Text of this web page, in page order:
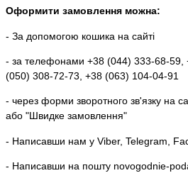
Оформити замовлення можна:
- За допомогою кошика на сайті
- за телефонами +38 (044) 333-68-59,
(050) 308-72-73, +38 (063) 104-04-91
- через форми зворотного зв'язку на
або "Швидке замовлення"
- Написавши нам у Viber, Telegram,
- Написавши на пошту novogodnie-